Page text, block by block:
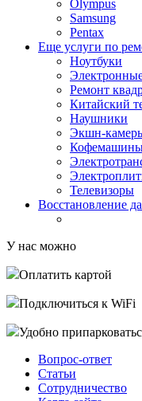
Olympus
Samsung
Pentax
Еще услуги по
Ноутбуки
Ремонт
Китайский
Наушники
Экшн-
Телевизоры
Восстановление
У нас можно
Оплатить картой
Подключиться к WiFi
Удобно
Вопрос-ответ
Статьи
Сотрудничество